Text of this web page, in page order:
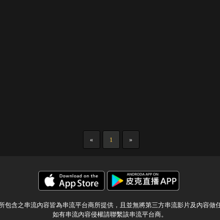
« 1 »
包含之串流內容皆為串流平台商所提供，且並無將第三方串流影片及內容做
如有串流內容侵權請聯繫該串流平台商。